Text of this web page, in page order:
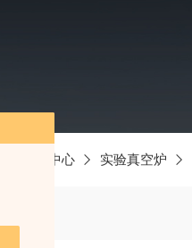
产品中心 实验真空炉